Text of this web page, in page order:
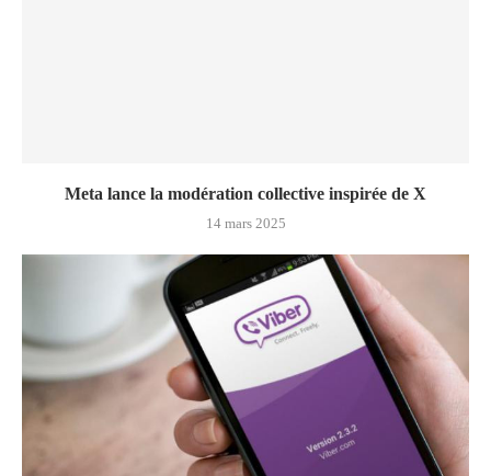
Meta lance la modération collective inspirée de X
14 mars 2025